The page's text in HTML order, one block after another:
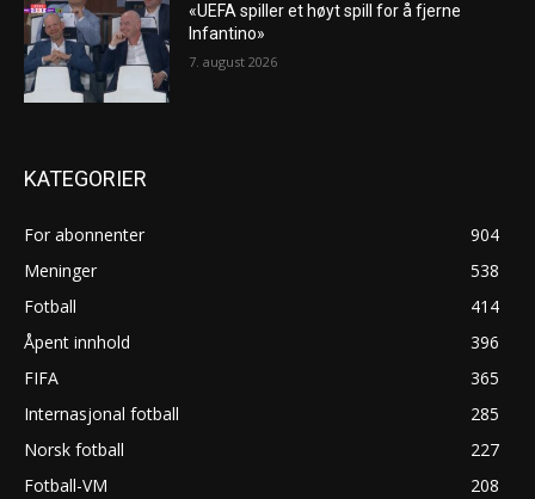
«UEFA spiller et høyt spill for å fjerne
Infantino»
7. august 2026
KATEGORIER
For abonnenter
904
Meninger
538
Fotball
414
Åpent innhold
396
FIFA
365
Internasjonal fotball
285
Norsk fotball
227
Fotball-VM
208